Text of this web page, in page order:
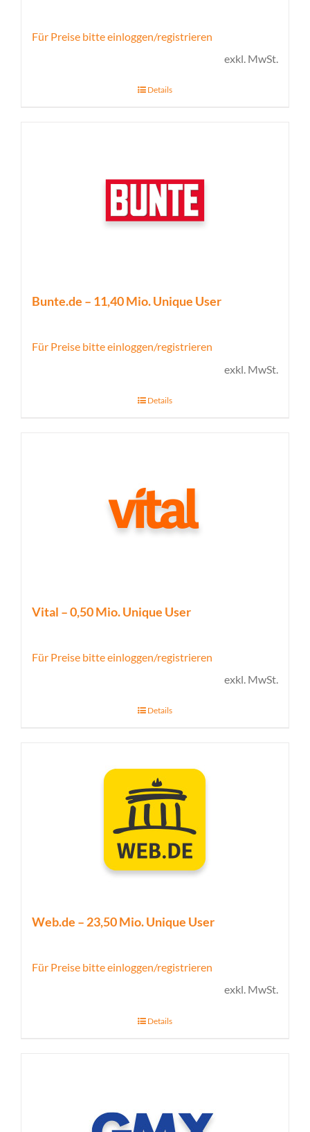
Für Preise bitte einloggen/registrieren
exkl. MwSt.
Details
Bunte.de – 11,40 Mio. Unique User
Für Preise bitte einloggen/registrieren
exkl. MwSt.
Details
Vital – 0,50 Mio. Unique User
Für Preise bitte einloggen/registrieren
exkl. MwSt.
Details
Web.de – 23,50 Mio. Unique User
Für Preise bitte einloggen/registrieren
exkl. MwSt.
Details